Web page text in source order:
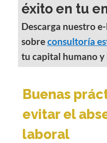
éxito en tu
Descarga nuestro
sobreconsultoría
tu capital humano y
Buenas
evitar el
laboral